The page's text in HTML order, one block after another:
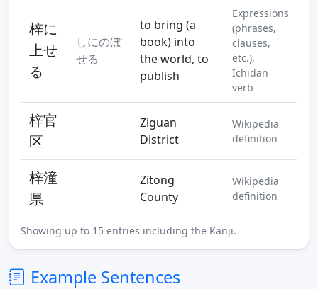
梓に
上せ
る
しにのぼ
せる
to bring (a
book) into
the world, to
publish
Expressions
(phrases,
clauses,
etc.),
Ichidan
verb
梓官
区
Ziguan
District
Wikipedia
definition
梓潼
県
Zitong
County
Wikipedia
definition
Showing up to 15 entries including the Kanji.
Example Sentences